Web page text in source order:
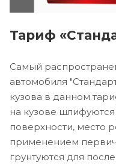
Тариф
Самый
автомобиля
кузова в данном
на кузове
поверхности, место
применением
грунтуются для